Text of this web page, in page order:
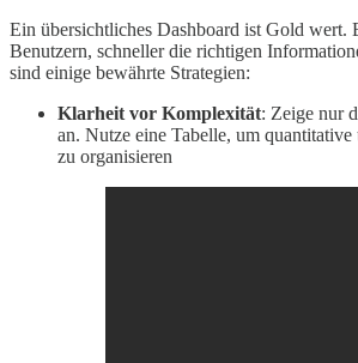
Ein übersichtliches Dashboard ist Gold wert.
Benutzern, schneller die richtigen
sind einige bewährte Strategien:
Klarheit vor Komplexität: Zeige nur
an. Nutze eine Tabelle, um
zu organisieren